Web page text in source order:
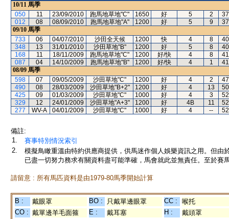
10/11 馬季
050
11 23/09/2010 跑馬地草地"C" 1650 好 5 2
37
012
08 08/09/2010 跑馬地草地"A" 1200 好 5 9
37
09/10 馬季
733
06 04/07/2010 沙田全天候 1200 快 4 8
40
348
13 31/01/2010 沙田草地"B" 1200 好 5 8
40
168
11 18/11/2009 跑馬地草地"C" 1200 好/快 4 8
41
087
04 14/10/2009 跑馬地草地"B" 1200 好/快 4 1
41
08/09 馬季
598
07 09/05/2009 沙田草地"C" 1200 好 4 2
47
490
08 28/03/2009 沙田草地"B+2" 1200 好 4 13
50
425
09 01/03/2009 沙田草地"C" 1000 好 4 3
52
329
12 24/01/2009 沙田草地"A+3" 1200 好 4B 11
52
277
WV-A 04/01/2009 沙田草地"C" 1000 好 4 -- 52
備註:
1.
賽事特別情況索引
2.
模擬鳥瞰重溫由特約供應商提供，供馬迷作個人娛樂資訊之用。但
已盡一切努力務求有關資料盡可能準確，馬會就此並無責任。至於賽
請留意 : 所有馬匹資料是由1979-80馬季開始計算
B : 戴眼罩 BO : 只戴單邊眼罩 CC :
喉托
CO : 戴單邊羊毛面箍 E : 戴耳塞 H :
戴頭罩